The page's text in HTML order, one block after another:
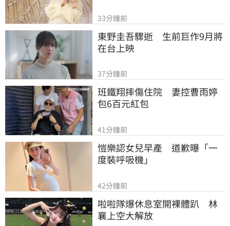
33分鐘前
東野圭吾驟逝　生前巨作9月將
在台上映
37分鐘前
班鐵翔摔傷住院　妻控曹雨婷
包6百元紅包
41分鐘前
愷樂認女兒早產　道歉曝「一
度裝呼吸機」
42分鐘前
啦啦隊爆休息室開裸體趴　林
襄上空大解放